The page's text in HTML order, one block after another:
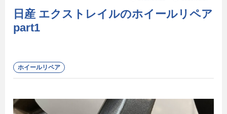
日産 エクストレイルのホイールリペア
part1
ホイールリペア